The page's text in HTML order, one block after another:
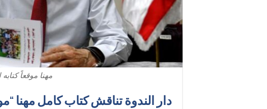
مهنا موقعاً
دار الندوة تناقش كتاب كامل مهنا